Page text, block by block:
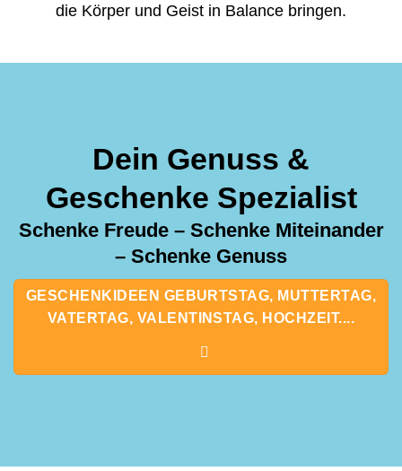
die Körper und Geist in Balance bringen.
Dein Genuss &
Geschenke Spezialist
Schenke Freude – Schenke Miteinander
– Schenke Genuss
GESCHENKIDEEN GEBURTSTAG, MUTTERTAG,
VATERTAG, VALENTINSTAG, HOCHZEIT....